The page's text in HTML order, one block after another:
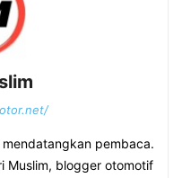
pembaca.
Muslim, blogger otomotif